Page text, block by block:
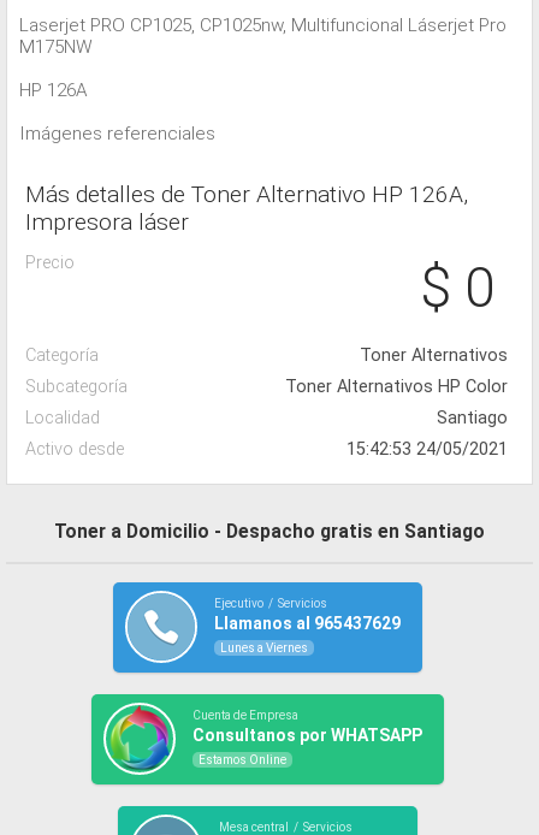
Laserjet PRO CP1025, CP1025nw, Multifuncional Láserjet Pro
M175NW
HP 126A
Imágenes referenciales
Más detalles de Toner Alternativo HP 126A,
Impresora láser
Precio $ 0
Categoría
Toner Alternativos
Subcategoría
Toner Alternativos HP Color
Localidad
Santiago
Activo desde
15:42:53 24/05/2021
Toner a Domicilio - Despacho gratis en Santiago
Ejecutivo / Servicios
Llamanos al 965437629
Lunes a Viernes
Cuenta de Empresa
Consultanos por WHATSAPP
Estamos Online
Mesa central / Servicios